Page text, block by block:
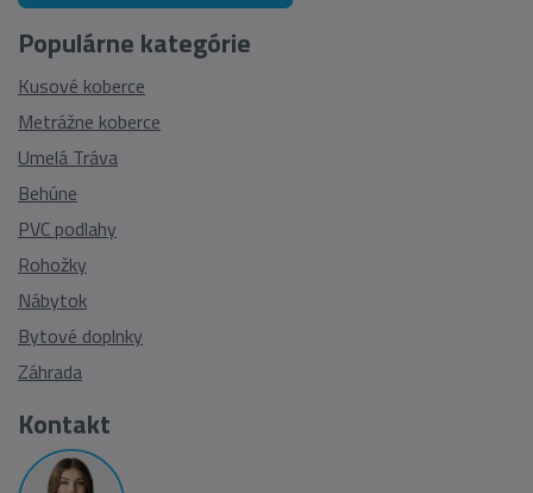
Populárne kategórie
Kusové koberce
Metrážne koberce
Umelá Tráva
Behúne
PVC podlahy
Rohožky
Nábytok
Bytové doplnky
Záhrada
Kontakt